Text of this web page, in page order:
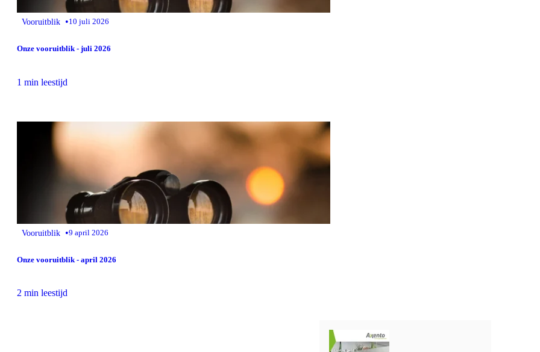
Vooruitblik •10 juli 2026
Onze vooruitblik - juli 2026
1 min leestijd
Vooruitblik •9 april 2026
Onze vooruitblik - april 2026
2 min leestijd